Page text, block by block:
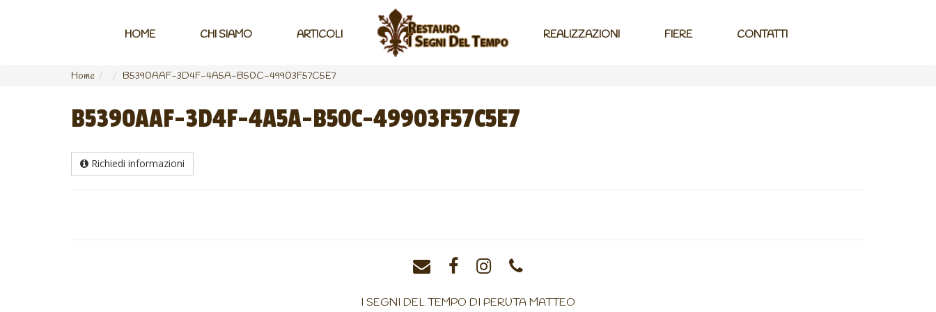
HOME CHI SIAMO ARTICOLI REALIZZAZIONI FIERE CONTATTI
Home B5390AAF-3D4F-4A5A-B50C-49903F57C5E7
B5390AAF-3D4F-4A5A-B50C-49903F57C5E7
Richiedi informazioni
I SEGNI DEL TEMPO DI PERUTA MATTEO